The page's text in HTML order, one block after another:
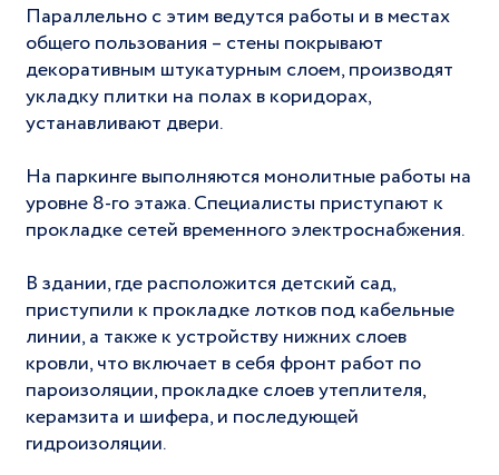
Параллельно с этим ведутся работы и в местах
общего пользования – стены покрывают
декоративным штукатурным слоем, производят
укладку плитки на полах в коридорах,
устанавливают двери.
На паркинге выполняются монолитные работы на
уровне 8-го этажа. Специалисты приступают к
прокладке сетей временного электроснабжения.
В здании, где расположится детский сад,
приступили к прокладке лотков под кабельные
линии, а также к устройству нижних слоев
кровли, что включает в себя фронт работ по
пароизоляции, прокладке слоев утеплителя,
керамзита и шифера, и последующей
гидроизоляции.